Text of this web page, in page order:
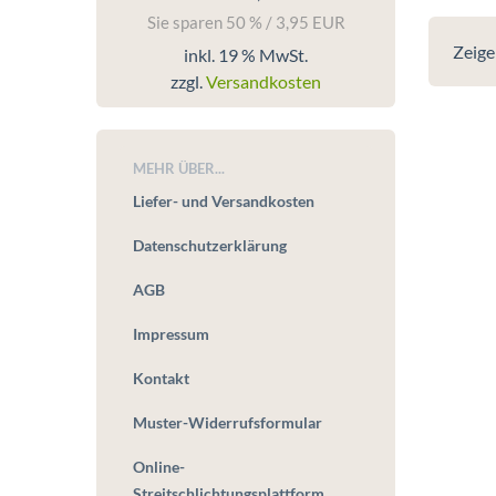
Zeige
Sie sparen 50 % / 3,95 EUR
inkl. 19 % MwSt.
zzgl. Versandkosten
MEHR ÜBER...
Liefer- und Versandkosten
Datenschutzerklärung
AGB
Impressum
Kontakt
Muster-Widerrufsformular
Online-